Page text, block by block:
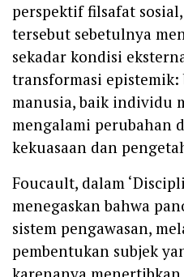
perspektif filsafat
tersebut sebetulnya
sekadar kondisi
transformasi epistemik:
manusia, baik individu
mengalami perubahan
kekuasaan dan
Foucault, dalam
menegaskan bahwa
sistem pengawasan,
pembentukan subjek